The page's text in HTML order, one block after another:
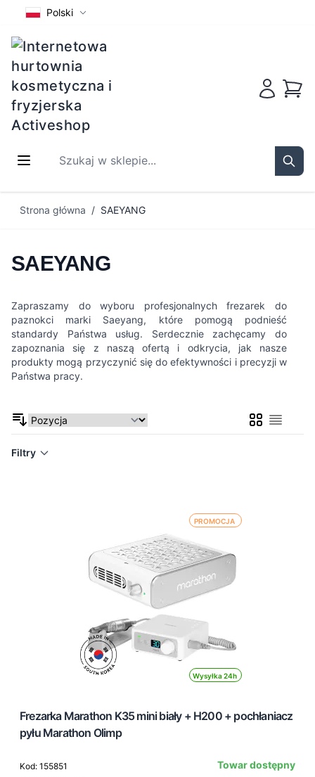
Polski
Szukaj w sklepie...
Strona główna / SAEYANG
SAEYANG
Zapraszamy do wyboru profesjonalnych frezarek do
paznokci marki Saeyang, które pomogą podnieść
standardy Państwa usług. Serdecznie zachęcamy do
zapoznania się z naszą ofertą i odkrycia, jak nasze
produkty mogą przyczynić się do efektywności i precyzji w
Państwa pracy.
SiatkaLista
Filtry
PROMOCJA
Wysyłka 24h
Frezarka Marathon K35 mini biały + H200 + pochłaniacz
pyłu Marathon Olimp
Kod: 155851
Towar dostępny